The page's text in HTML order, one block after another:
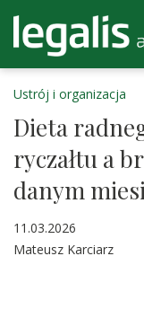
Ustrój i organizacja
Dieta
ryczałtu a
danym
11.03.2026
Mateusz Karciarz